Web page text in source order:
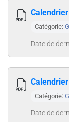
Catégorie:
Date de
Catégorie:
Date de